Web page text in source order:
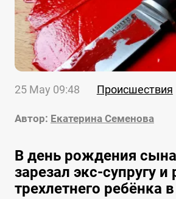
25 May 09:48 Происшествия
Автор: Екатерина Семенова
В день рождения
зарезал экс-супругу и
трехлетнего ребёнка